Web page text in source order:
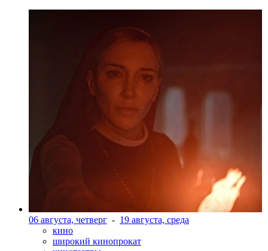
06 августа, четверг - 19 августа, среда
кино
широкий кинопрокат